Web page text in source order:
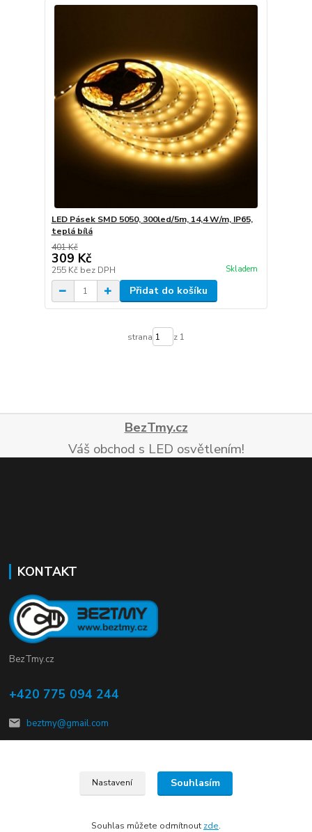
LED Pásek SMD 5050, 300led/5m, 14,4 W/m, IP65,
teplá bílá
401 Kč
309 Kč
255 Kč bez DPH Skladem
Přidat do košíku
strana z 1
BezTmy.cz
Váš obchod s LED osvětlením!
KONTAKT
BezTmy.cz
+420 775 094 244
beztmy@gmail.com
© Copyright 2012 – 2026 kalMmach s.r.o.
Nastavení Souhlasím
Souhlas můžete odmítnout zde.